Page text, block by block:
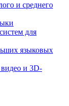
и среднего
для
языковых
и 3D-